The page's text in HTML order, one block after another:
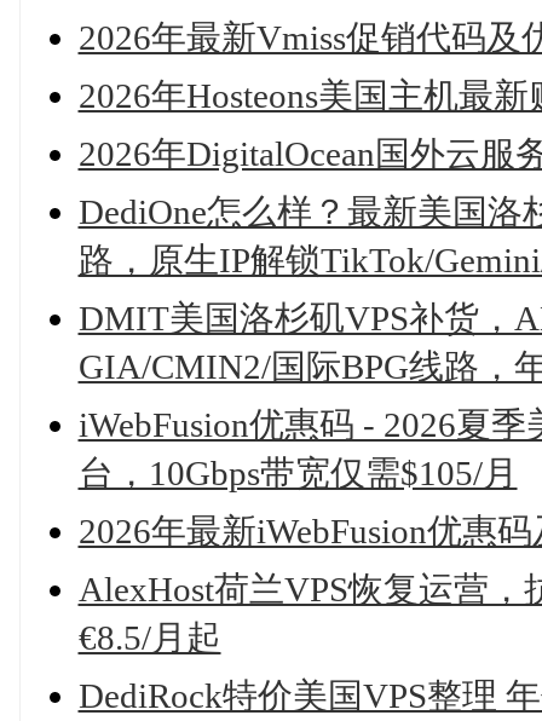
2026年最新Vmiss促销代码
2026年Hosteons美国主机最
2026年DigitalOcean国外云
DediOne怎么样？最新美国
路，原生IP解锁TikTok/
DMIT美国洛杉矶VPS补货，
GIA/CMIN2/国际BPG线路，
iWebFusion优惠码 - 2026夏
台，10Gbps带宽仅需$105/月
2026年最新iWebFusion优惠
AlexHost荷兰VPS恢复运营
€8.5/月起
DediRock特价美国VPS整理